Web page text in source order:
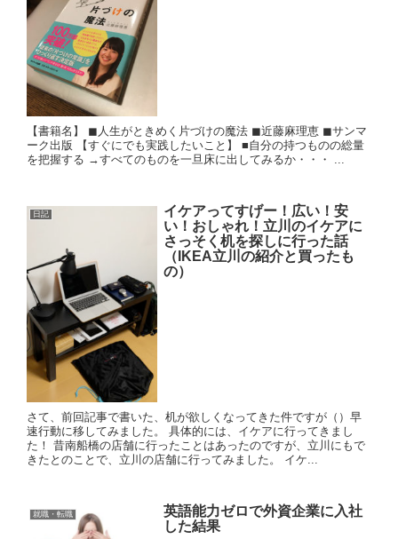
【書籍名】 ◼︎人生がときめく片づけの魔法 ◼︎近藤麻理恵 ◼︎サンマ
ーク出版 【すぐにでも実践したいこと】 ■自分の持つものの総量
を把握する →すべてのものを一旦床に出してみるか・・・ ...
日記
イケアってすげー！広い！安
い！おしゃれ！立川のイケアに
さっそく机を探しに行った話
（IKEA立川の紹介と買ったも
の）
さて、前回記事で書いた、机が欲しくなってきた件ですが（）早
速行動に移してみました。 具体的には、イケアに行ってきまし
た！ 昔南船橋の店舗に行ったことはあったのですが、立川にもで
きたとのことで、立川の店舗に行ってみました。 イケ...
就職・転職
英語能力ゼロで外資企業に入社
した結果